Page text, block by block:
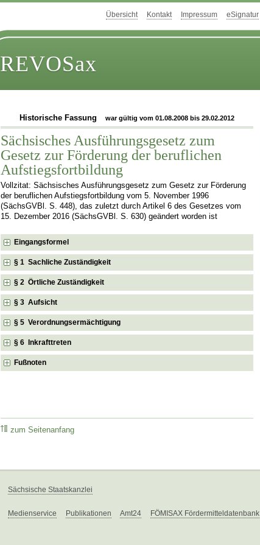
Übersicht Kontakt Impressum eSignatur
REVOSax
Historische Fassung war gültig vom 01.08.2008 bis 29.02.2012
Sächsisches Ausführungsgesetz zum
Gesetz zur Förderung der beruflichen
Aufstiegsfortbildung
Vollzitat: Sächsisches Ausführungsgesetz zum Gesetz zur Förderung
der beruflichen Aufstiegsfortbildung vom 5. November 1996
(SächsGVBl. S. 448), das zuletzt durch Artikel 6 des Gesetzes vom
15. Dezember 2016 (SächsGVBl. S. 630) geändert worden ist
Eingangsformel
§ 1 Sachliche Zuständigkeit
§ 2 Örtliche Zuständigkeit
§ 3 Aufsicht
§ 5 Verordnungsermächtigung
§ 6 Inkrafttreten
Fußnoten
zum Seitenanfang
Sächsische Staatskanzlei
Medienservice Publikationen Amt24 FÖMISAX Fördermitteldatenbank